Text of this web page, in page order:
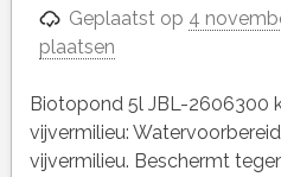
Geplaatst op 4
plaatsen
Biotopond 5l JBL-2606300
vijvermilieu:
vijvermilieu. Beschermt